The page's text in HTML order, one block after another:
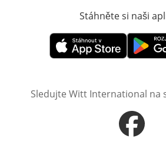
Stáhněte si naši
Otevře v novém okněOtevře v
Sledujte Witt International na
Otevře v